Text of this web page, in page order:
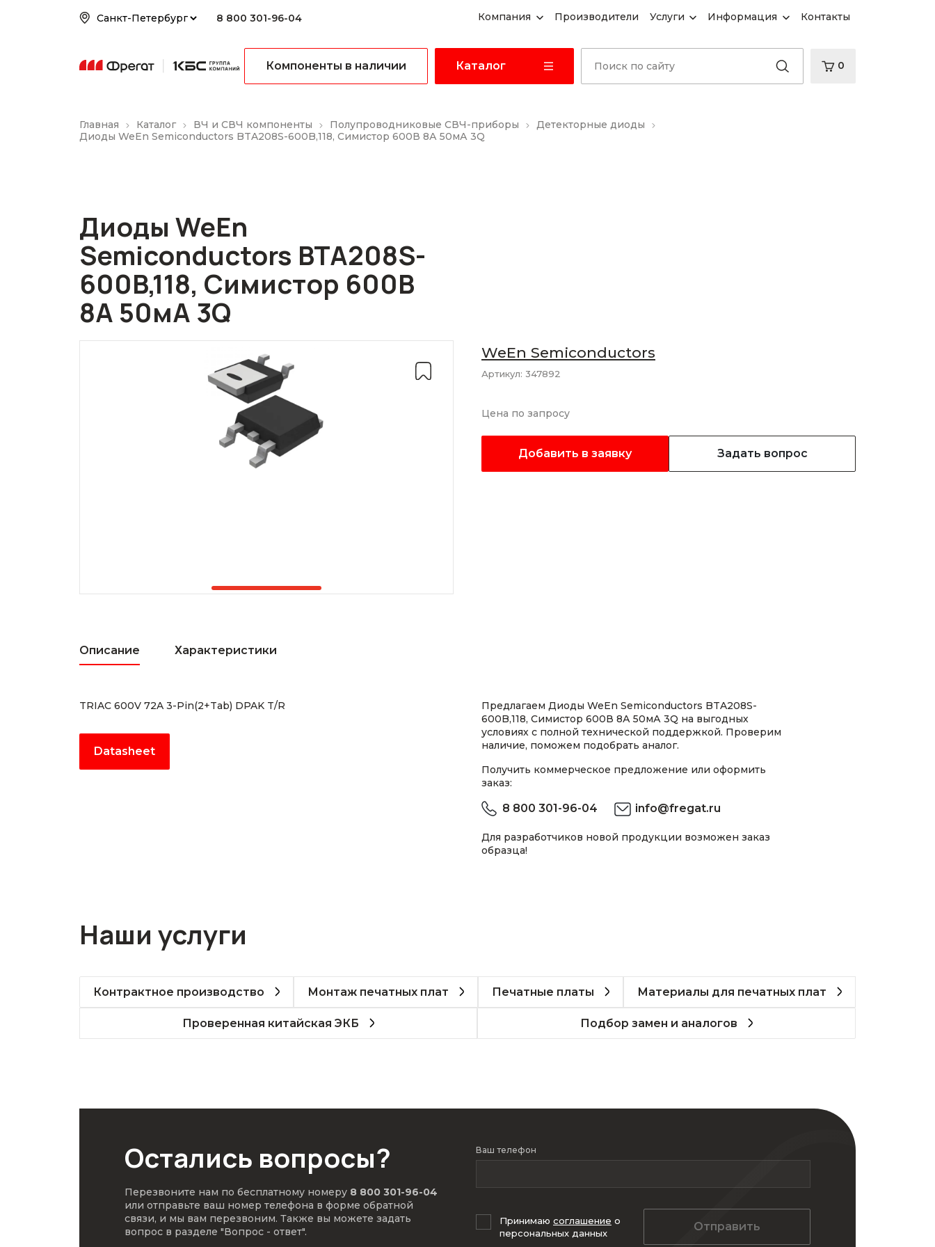
8 800 301-96-04 Компания Производители Услуги Информация Контакты
Компоненты в наличии Каталог 0
Главная Каталог ВЧ и СВЧ компоненты Полупроводниковые СВЧ-приборы
Детекторные диоды
Диоды WeEn Semiconductors BTA208S-600B,118, Симистор 600В 8А 50мА 3Q
Диоды WeEn
Semiconductors BTA208S-
600B,118, Симистор 600В
8А 50мА 3Q
WeEn Semiconductors
Артикул: 347892
Цена по запросу
Добавить в заявку Задать вопрос
Описание Характеристики
TRIAC 600V 72A 3-Pin(2+Tab) DPAK T/R
Datasheet
Предлагаем Диоды WeEn Semiconductors BTA208S-
600B,118, Симистор 600В 8А 50мА 3Q на выгодных
условиях с полной технической поддержкой. Проверим
наличие, поможем подобрать аналог.
Получить коммерческое предложение или оформить
заказ:
8 800 301-96-04 info@fregat.ru
Для разработчиков новой продукции возможен заказ
образца!
Наши услуги
Контрактное производство Монтаж печатных плат Печатные платы Материалы для печатных плат
Проверенная китайская ЭКБ Подбор замен и аналогов
Остались вопросы?
Перезвоните нам по бесплатному номеру 8 800 301-96-04
или отправьте ваш номер телефона в форме обратной
связи, и мы вам перезвоним. Также вы можете задать
вопрос в разделе "Вопрос - ответ".
Ваш телефон
Принимаю соглашение о
персональных данных
Отправить